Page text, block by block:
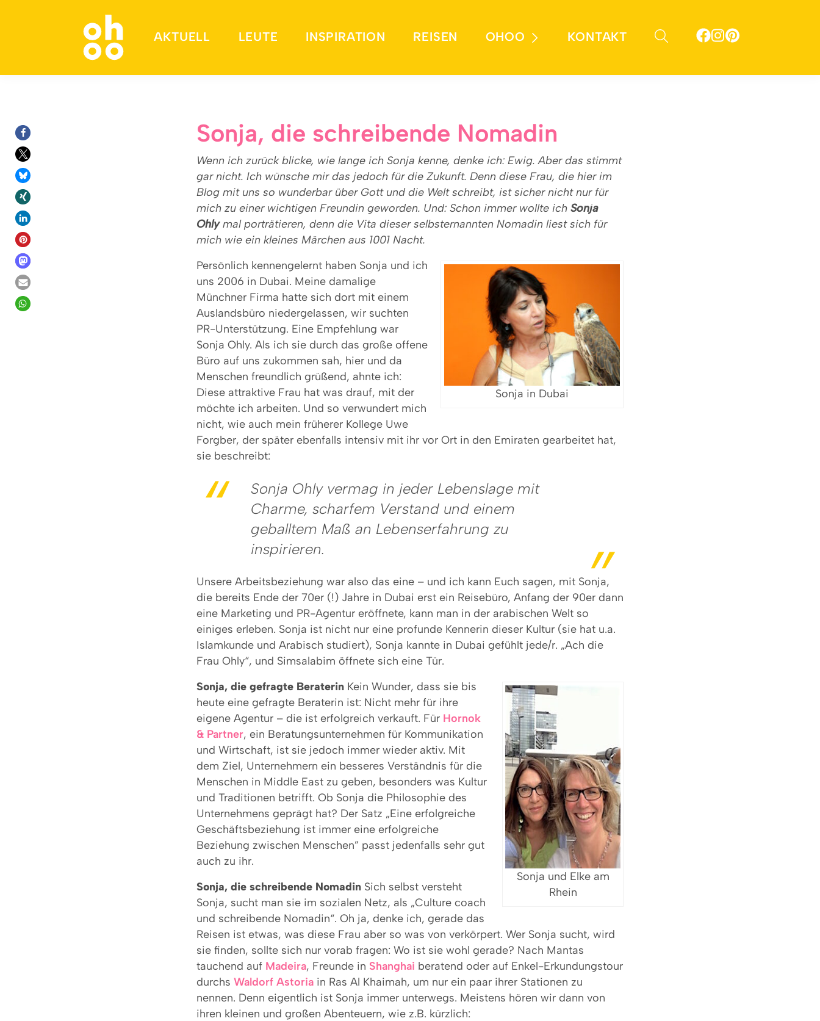
AKTUELL LEUTE INSPIRATION REISEN OHOO KONTAKT
Sonja, die schreibende Nomadin
Wenn ich zurück blicke, wie lange ich Sonja kenne, denke ich: Ewig. Aber das stimmt
gar nicht. Ich wünsche mir das jedoch für die Zukunft. Denn diese Frau, die hier im
Blog mit uns so wunderbar über Gott und die Welt schreibt, ist sicher nicht nur für
mich zu einer wichtigen Freundin geworden. Und: Schon immer wollte ich Sonja
Ohlymal porträtieren, denn die Vita dieser selbsternannten Nomadin liest sich für
mich wie ein kleines Märchen aus 1001 Nacht.
Sonja in Dubai
Persönlich kennengelernt haben Sonja und ich
uns 2006 in Dubai. Meine damalige
Münchner Firma hatte sich dort mit einem
Auslandsbüro niedergelassen, wir suchten
PR-Unterstützung. Eine Empfehlung war
Sonja Ohly. Als ich sie durch das große offene
Büro auf uns zukommen sah, hier und da
Menschen freundlich grüßend, ahnte ich:
Diese attraktive Frau hat was drauf, mit der
möchte ich arbeiten. Und so verwundert mich
nicht, wie auch mein früherer Kollege Uwe
Forgber, der später ebenfalls intensiv mit ihr vor Ort in den Emiraten gearbeitet hat,
sie beschreibt:
Sonja Ohly vermag in jeder Lebenslage mit
Charme, scharfem Verstand und einem
geballtem Maß an Lebenserfahrung zu
inspirieren.
Unsere Arbeitsbeziehung war also das eine – und ich kann Euch sagen, mit Sonja,
die bereits Ende der 70er (!) Jahre in Dubai erst ein Reisebüro, Anfang der 90er dann
eine Marketing und PR-Agentur eröffnete, kann man in der arabischen Welt so
einiges erleben. Sonja ist nicht nur eine profunde Kennerin dieser Kultur (sie hat u.a.
Islamkunde und Arabisch studiert), Sonja kannte in Dubai gefühlt jede/r. „Ach die
Frau Ohly“, und Simsalabim öffnete sich eine Tür.
Sonja und Elke am
Rhein
Sonja, die gefragte Beraterin Kein Wunder, dass sie bis
heute eine gefragte Beraterin ist: Nicht mehr für ihre
eigene Agentur – die ist erfolgreich verkauft. Für Hornok
& Partner, ein Beratungsunternehmen für Kommunikation
und Wirtschaft, ist sie jedoch immer wieder aktiv. Mit
dem Ziel, Unternehmern ein besseres Verständnis für die
Menschen in Middle East zu geben, besonders was Kultur
und Traditionen betrifft. Ob Sonja die Philosophie des
Unternehmens geprägt hat? Der Satz „Eine erfolgreiche
Geschäftsbeziehung ist immer eine erfolgreiche
Beziehung zwischen Menschen” passt jedenfalls sehr gut
auch zu ihr.
Sonja, die schreibende Nomadin Sich selbst versteht
Sonja, sucht man sie im sozialen Netz, als „Culture coach
und schreibende Nomadin“. Oh ja, denke ich, gerade das
Reisen ist etwas, was diese Frau aber so was von verkörpert. Wer Sonja sucht, wird
sie finden, sollte sich nur vorab fragen: Wo ist sie wohl gerade? Nach Mantas
tauchend auf Madeira, Freunde in Shanghai beratend oder auf Enkel-Erkundungstour
durchs Waldorf Astoria in Ras Al Khaimah, um nur ein paar ihrer Stationen zu
nennen. Denn eigentlich ist Sonja immer unterwegs. Meistens hören wir dann von
ihren kleinen und großen Abenteuern, wie z.B. kürzlich: